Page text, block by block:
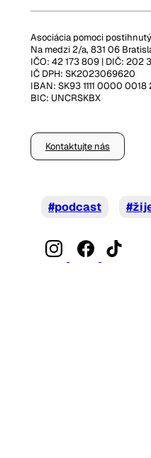
Asociácia pomoci
Na medzi 2/a, 831 06
IČO: 42 173 809 | DIČ: 202
IČ DPH: SK2023069620
IBAN: SK93 1111 0000
BIC: UNCRSKBX
Kontaktujte nás
#podcast